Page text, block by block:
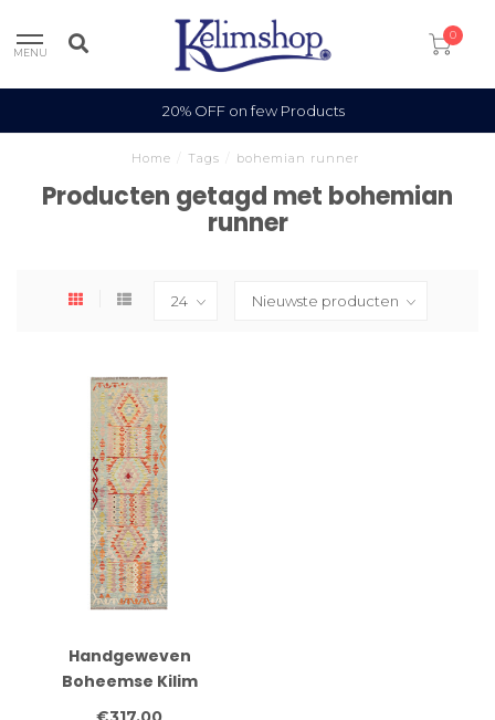
MENU
0
20% OFF on few Products
Home Tags bohemian runner
Producten getagd met bohemian
runner
Handgeweven
Boheemse Kilim
Vloerkleed –